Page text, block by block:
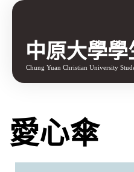
中原大學學
Chung Yuan Christian University
愛心傘